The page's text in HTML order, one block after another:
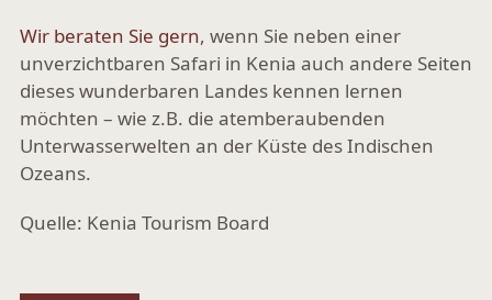
Wir beraten Sie gern, wenn Sie neben einer
unverzichtbaren Safari in Kenia auch andere Seiten
dieses wunderbaren Landes kennen lernen
möchten – wie z.B. die atemberaubenden
Unterwasserwelten an der Küste des Indischen
Ozeans.
Quelle: Kenia Tourism Board